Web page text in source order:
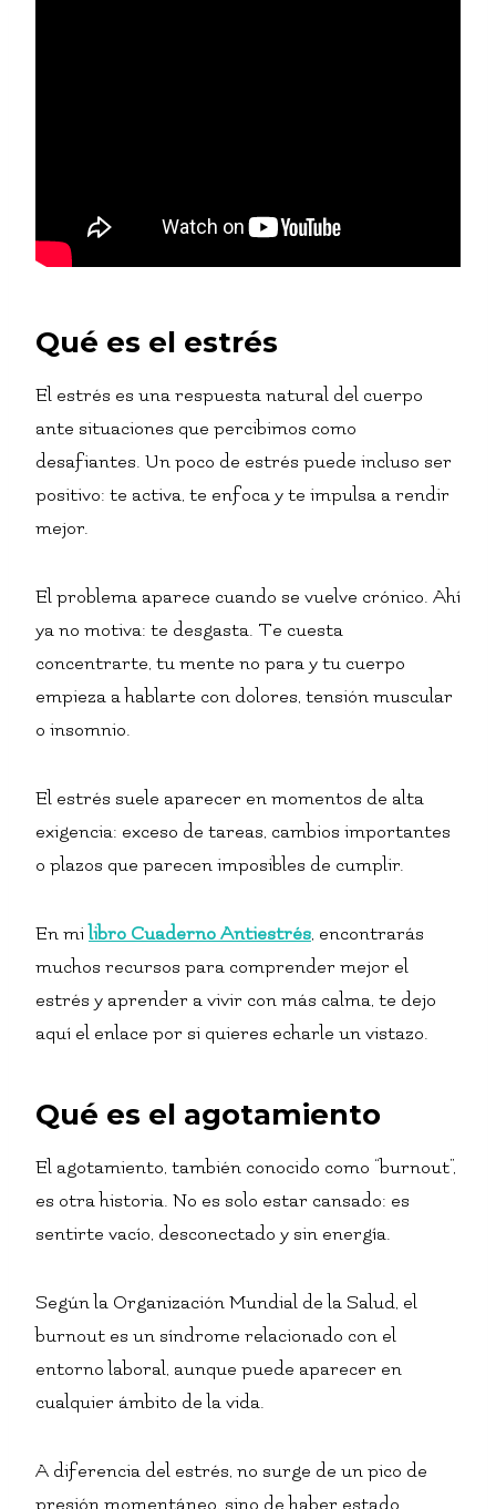
Qué es el estrés
El estrés es una respuesta natural del cuerpo
ante situaciones que percibimos como
desafiantes. Un poco de estrés puede incluso ser
positivo: te activa, te enfoca y te impulsa a rendir
mejor.
El problema aparece cuando se vuelve crónico. Ahí
ya no motiva: te desgasta. Te cuesta
concentrarte, tu mente no para y tu cuerpo
empieza a hablarte con dolores, tensión muscular
o insomnio.
El estrés suele aparecer en momentos de alta
exigencia: exceso de tareas, cambios importantes
o plazos que parecen imposibles de cumplir.
En mi libro Cuaderno Antiestrés, encontrarás
muchos recursos para comprender mejor el
estrés y aprender a vivir con más calma, te dejo
aquí el enlace por si quieres echarle un vistazo.
Qué es el agotamiento
El agotamiento, también conocido como “burnout”,
es otra historia. No es solo estar cansado: es
sentirte vacío, desconectado y sin energía.
Según la Organización Mundial de la Salud, el
burnout es un síndrome relacionado con el
entorno laboral, aunque puede aparecer en
cualquier ámbito de la vida.
A diferencia del estrés, no surge de un pico de
presión momentáneo, sino de haber estado